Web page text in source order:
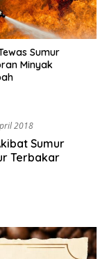
Sumur
Minyak
2018
Sumur
Terbakar